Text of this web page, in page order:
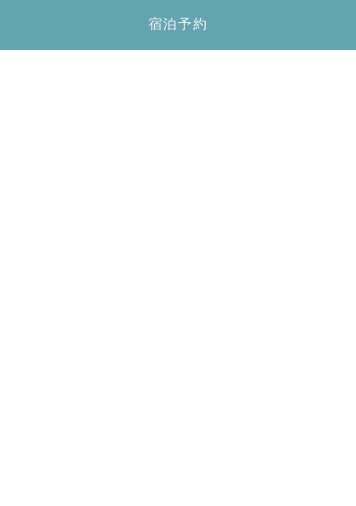
宿泊予約